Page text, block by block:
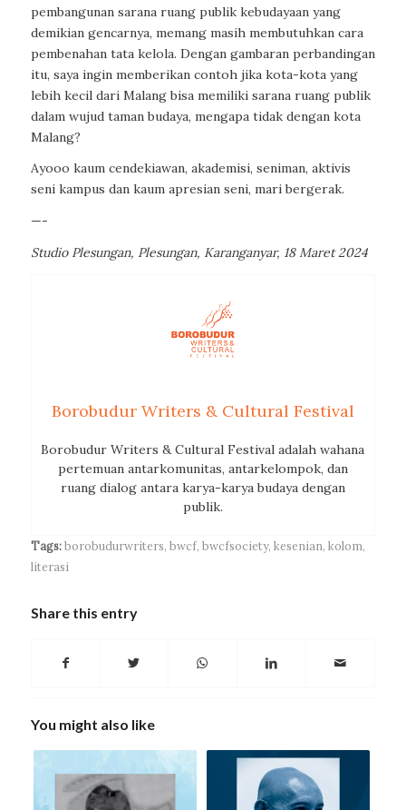
pembangunan sarana ruang publik kebudayaan yang
demikian gencarnya, memang masih membutuhkan cara
pembenahan tata kelola. Dengan gambaran perbandingan
itu, saya ingin memberikan contoh jika kota-kota yang
lebih kecil dari Malang bisa memiliki sarana ruang publik
dalam wujud taman budaya, mengapa tidak dengan kota
Malang?
Ayooo kaum cendekiawan, akademisi, seniman, aktivis
seni kampus dan kaum apresian seni, mari bergerak.
—-
Studio Plesungan, Plesungan, Karanganyar, 18 Maret 2024
Borobudur Writers & Cultural Festival
Borobudur Writers & Cultural Festival adalah wahana
pertemuan antarkomunitas, antarkelompok, dan
ruang dialog antara karya-karya budaya dengan
publik.
Tags: borobudurwriters, bwcf, bwcfsociety, kesenian, kolom,
literasi
Share this entry
You might also like